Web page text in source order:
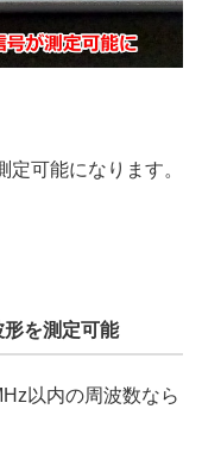
可能になります。
を測定可能
以内の周波数なら